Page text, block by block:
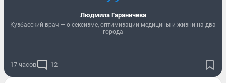
Людмила Гараничева
Кузбасский врач — о сексизме, оптимизации медицины и жизни на два
города
17 часов 12